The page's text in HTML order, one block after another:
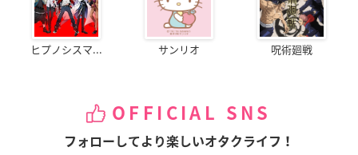
ヒプノシスマ... サンリオ 呪術廻戦
OFFICIAL SNS
フォローしてより楽しいオタクライフ！